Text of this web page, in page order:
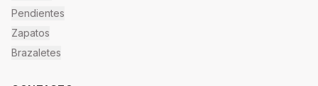
Pendientes
Zapatos
Brazaletes